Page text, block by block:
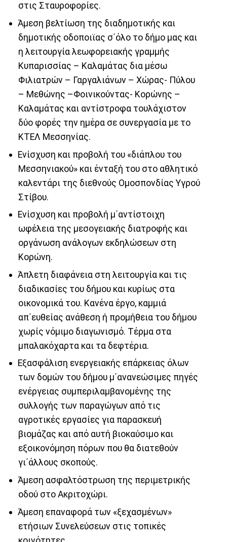
στις Σταυροφορίες.
Άμεση βελτίωση της διαδημοτικής και
δημοτικής οδοποιϊας σ΄όλο το δήμο μας και
η λειτουργία λεωφορειακής γραμμής
Κυπαρισσίας – Καλαμάτας δια μέσω
Φιλιατρών – Γαργαλιάνων – Χώρας- Πύλου
– Μεθώνης –Φοινικούντας- Κορώνης –
Καλαμάτας και αντίστροφα τουλάχιστον
δύο φορές την ημέρα σε συνεργασία με το
ΚΤΕΛ Μεσσηνίας.
Ενίσχυση και προβολή του «διάπλου του
Μεσσηνιακού» και ένταξή του στο αθλητικό
καλεντάρι της διεθνούς Ομοσπονδίας Υγρού
Στίβου.
Ενίσχυση και προβολή μ΄αντίστοιχη
ωφέλεια της μεσογειακής διατροφής και
οργάνωση ανάλογων εκδηλώσεων στη
Κορώνη.
Άπλετη διαφάνεια στη λειτουργία και τις
διαδικασίες του δήμου και κυρίως στα
οικονομικά του. Κανένα έργο, καμμιά
απ΄ευθείας ανάθεση ή προμήθεια του δήμου
χωρίς νόμιμο διαγωνισμό. Τέρμα στα
μπαλακόχαρτα και τα δεφτέρια.
Εξασφάλιση ενεργειακής επάρκειας όλων
των δομών του δήμου μ΄ανανεώσιμες πηγές
ενέργειας συμπεριλαμβανομένης της
συλλογής των παραγώγων από τις
αγροτικές εργασίες για παρασκευή
βιομάζας και από αυτή βιοκαύσιμο και
εξοικονόμηση πόρων που θα διατεθούν
γι΄άλλους σκοπούς.
Άμεση ασφαλτόστρωση της περιμετρικής
οδού στο Ακριτοχώρι.
Άμεση επαναφορά των «ξεχασμένων»
ετήσιων Συνελεύσεων στις τοπικές